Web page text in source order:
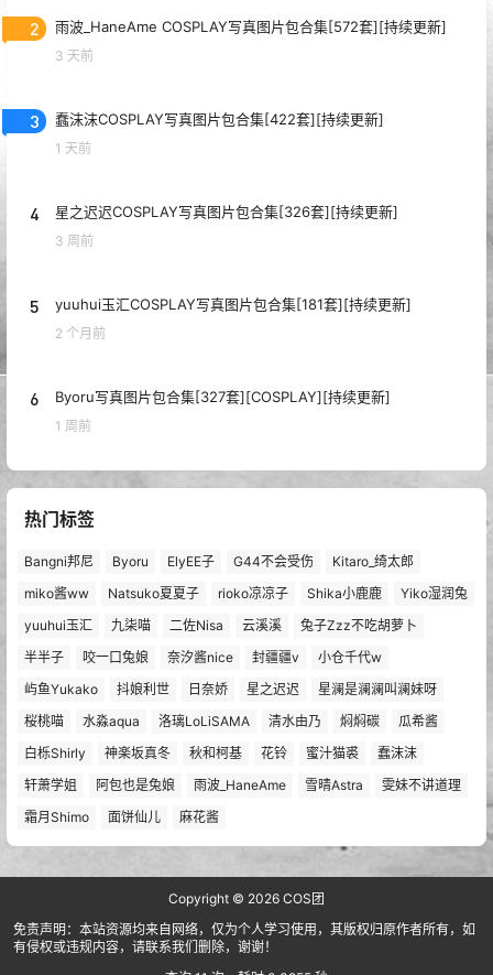
2 雨波_HaneAme COSPLAY写真图片包合集[572套][持续更新]
3 天前
3 蠢沫沫COSPLAY写真图片包合集[422套][持续更新]
1 天前
4 星之迟迟COSPLAY写真图片包合集[326套][持续更新]
3 周前
5 yuuhui玉汇COSPLAY写真图片包合集[181套][持续更新]
2 个月前
6 Byoru写真图片包合集[327套][COSPLAY][持续更新]
1 周前
热门标签
Bangni邦尼 Byoru ElyEE子 G44不会受伤
Kitaro_绮太郎
miko酱ww
Natsuko夏夏子 rioko凉凉子 Shika小鹿鹿
Yiko湿润兔
yuuhui玉汇
九柒喵 二佐Nisa 云溪溪
兔子Zzz不吃胡萝卜
半半子
咬一口兔娘 奈汐酱nice 封疆疆v
小仓千代w
屿鱼Yukako
抖娘利世 日奈娇 星之迟迟
星澜是澜澜叫澜妹呀
桜桃喵
水淼aqua 洛璃LoLiSAMA 清水由乃 焖焖碳
瓜希酱
白栎Shirly
神楽坂真冬 秋和柯基 花铃 蜜汁猫裘
蠢沫沫
轩萧学姐
阿包也是兔娘 雨波_HaneAme 雪晴Astra
雯妹不讲道理
霜月Shimo
面饼仙儿 麻花酱
Copyright © 2026 COS团
免责声明：本站资源均来自网络，仅为个人学习使用，其版权归原作者所有，如
有侵权或违规内容，请联系我们删除，谢谢！